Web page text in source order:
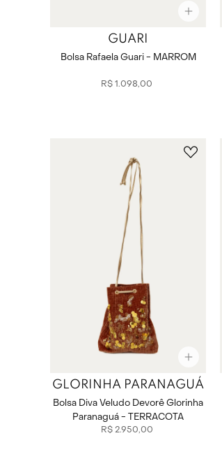
GUARI
Bolsa Rafaela Guari - MARROM
R$ 1.098,00
GLORINHA PARANAGUÁ
Bolsa Diva Veludo Devorê Glorinha
Paranaguá - TERRACOTA
R$ 2.950,00